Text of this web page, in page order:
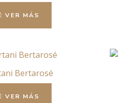
VER MÁS
Bertarosé
VER MÁS